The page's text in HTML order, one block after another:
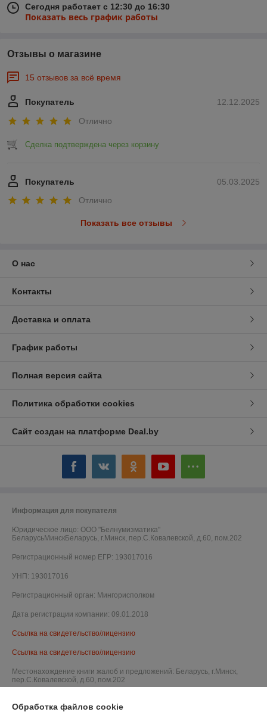
Сегодня работает с 12:30 до 16:30
Показать весь график работы
Отзывы о магазине
15 отзывов за всё время
12.12.2025
Покупатель
Отлично
Сделка подтверждена через корзину
05.03.2025
Покупатель
Отлично
Показать все отзывы
О нас
Контакты
Доставка и оплата
График работы
Полная версия сайта
Политика обработки cookies
Сайт создан на платформе Deal.by
Информация для покупателя
Юридическое лицо: ООО "Белнумизматика"
БеларусьМинскБеларусь, г.Минск, пер.С.Ковалевской, д.60, пом.202
Регистрационный номер ЕГР: 193017016
УНП: 193017016
Регистрационный орган: Мингорисполком
Дата регистрации компании: 09.01.2018
Ссылка на свидетельство/лицензию
Ссылка на свидетельство/лицензию
Местонахождение книги жалоб и предложений: Беларусь, г.Минск,
пер.С.Ковалевской, д.60, пом.202
Обработка файлов cookie